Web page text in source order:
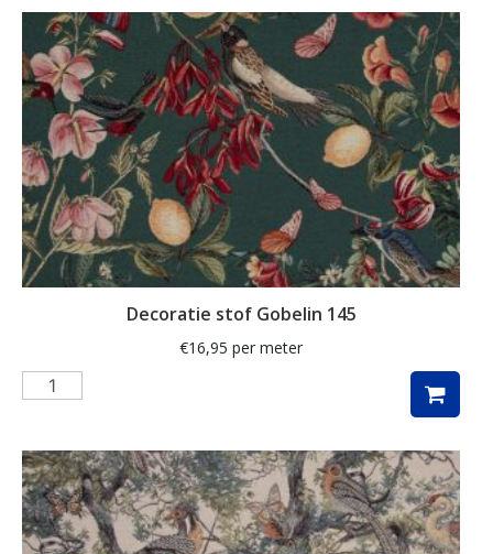
ganzen
gemberkoekjes
geometrisch
ginko
gnome
grafisch
groene thee
hartjes
herfstblad
herfstbladeren
hert
Decoratie stof Gobelin 145
€16,95 per meter